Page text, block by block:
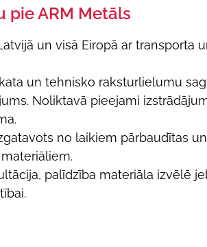
pie ARM Metāls
un visā Eiropā ar transporta
un tehnisko raksturlielumu
Noliktavā pieejami
no laikiem pārbaudītas un
palīdzība materiāla izvēlē